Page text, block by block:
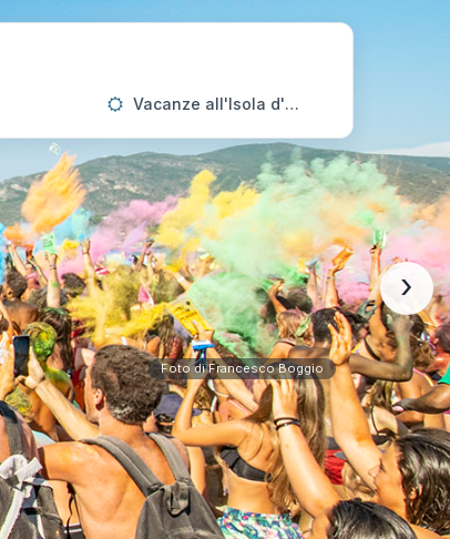
Vacanze all'Isola d'Elba
Foto di Francesco Boggio
›